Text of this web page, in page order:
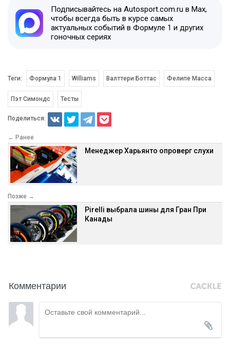
Подписывайтесь на Autosport.com.ru в Max,
чтобы всегда быть в курсе самых
актуальных событий в Формуле 1 и других
гоночных сериях
Теги: Формула 1 Williams Валттери Боттас Фелипе Масса
Пэт Симондс Тесты
Поделиться:
← Ранее
Менеджер Харьянто опроверг слухи
Позже →
Pirelli выбрала шины для Гран При
Канады
Комментарии